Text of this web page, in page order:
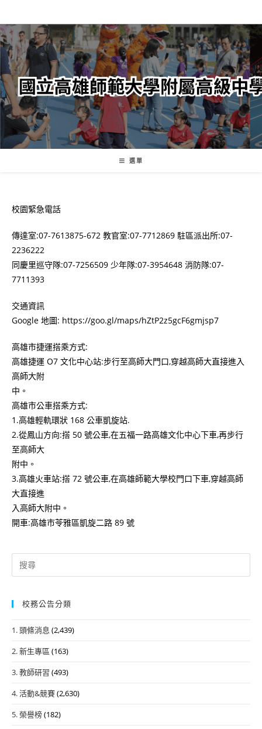
轉
至
主
內
容
選單
校園緊急電話
傳達室:07-7613875-672 教官室:07-7712869 駐區派出所:07-
2236222
同慶里巡守隊:07-7256509 少年隊:07-3954648 消防隊:07-
7711393
交通資訊
Google 地圖: https://goo.gl/maps/hZtP2z5gcF6gmjsp7
高雄市捷運搭乘方式:
高雄捷運 O7 文化中心站:步行至高師大門口,穿越高師大直接進入
高師大附
中。
高雄市公車搭乘方式:
1.高雄輕軌環狀 168 公車凱旋站.
2.從鳳山方向:搭 50 號公車,在五福一路高雄文化中心下車,再步行
至高師大
附中。
3.高雄火車站:搭 72 號公車,在高雄師範大學校門口下車,穿越高師
大直接進
入高師大附中。
開車:高雄市苓雅區凱旋二路 89 號
Search
for:
校務公告分類
1. 頭條消息 (2,439)
2. 新生專區 (163)
3. 教師研習 (493)
4. 活動&競賽(2,630)
5. 榮譽榜(182)